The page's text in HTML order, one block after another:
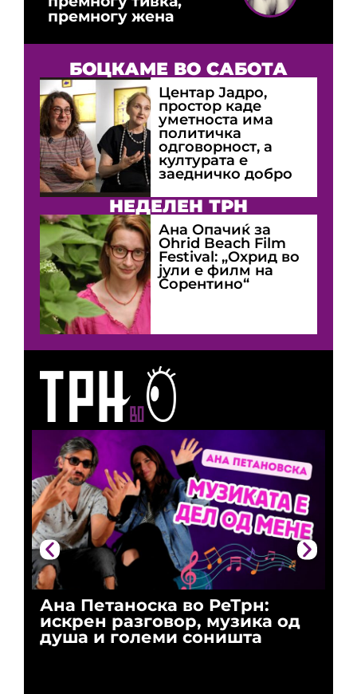
Ана Петаноска во РеТрн:
искрен разговор, музика од
душа и големи соништа
премногу жена
БОЦКАМЕ ВО САБОТА
Центар Јадро,
простор каде
уметноста има
политичка
одговорност, а
културата е
заедничко добро
НЕДЕЛЕН ТРН
Ана Опачиќ за
Оhrid Beach Film
Festival: „Охрид во
јули е филм на
Сорентино“